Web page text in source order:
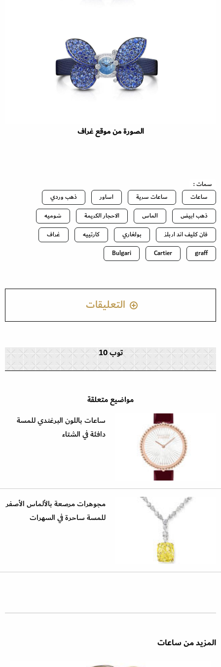
الصورة من موقع غراف
سمات :
ساعات
ساعات سرية اساور
ذهب وردي
ذهب ابيض
الماس الاحجار الكريمة
شوميه
فان كليف اند اربلز
بولغاري كارتييه
غراف
graff
Cartier
Bulgari
التعليقات
توب 10
مواضيع متعلقة
ساعات باللون البرغندي للمسة
دافئة في الشتاء
مجوهرات مرصعة بالألماس الأصفر
للمسة ساحرة في السهرات
المزيد من ساعات